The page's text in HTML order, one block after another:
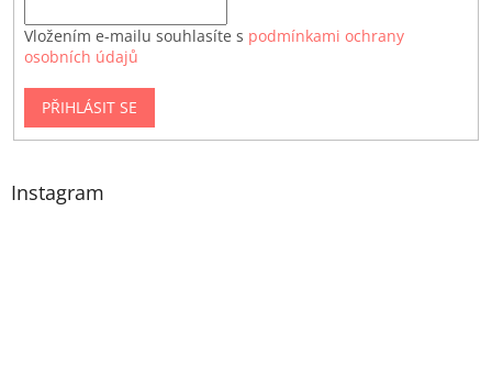
Vložením e-mailu souhlasíte s podmínkami ochrany
osobních údajů
PŘIHLÁSIT SE
Instagram